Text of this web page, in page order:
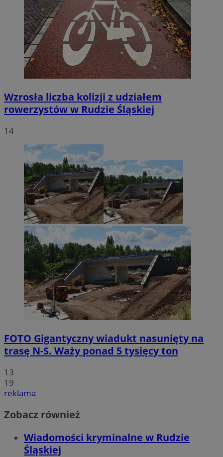
Wzrosła liczba kolizji z udziałem
rowerzystów w Rudzie Śląskiej
14
FOTO Gigantyczny wiadukt nasunięty na
trasę N-S. Waży ponad 5 tysięcy ton
13
19
reklama
Zobacz również
Wiadomości kryminalne w Rudzie
Śląskiej